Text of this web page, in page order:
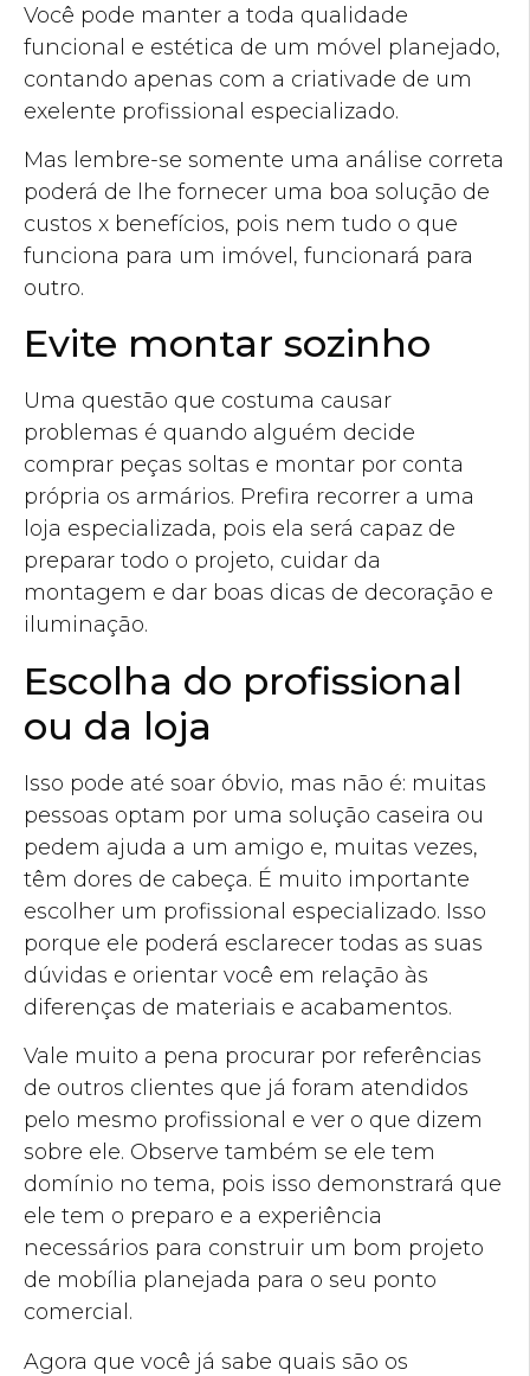
Você pode manter a toda qualidade
funcional e estética de um móvel planejado,
contando apenas com a criativade de um
exelente profissional especializado.
Mas lembre-se somente uma análise correta
poderá de lhe fornecer uma boa solução de
custos x benefícios, pois nem tudo o que
funciona para um imóvel, funcionará para
outro.
Evite montar sozinho
Uma questão que costuma causar
problemas é quando alguém decide
comprar peças soltas e montar por conta
própria os armários. Prefira recorrer a uma
loja especializada, pois ela será capaz de
preparar todo o projeto, cuidar da
montagem e dar boas dicas de decoração e
iluminação.
Escolha do profissional
ou da loja
Isso pode até soar óbvio, mas não é: muitas
pessoas optam por uma solução caseira ou
pedem ajuda a um amigo e, muitas vezes,
têm dores de cabeça. É muito importante
escolher um profissional especializado. Isso
porque ele poderá esclarecer todas as suas
dúvidas e orientar você em relação às
diferenças de materiais e acabamentos.
Vale muito a pena procurar por referências
de outros clientes que já foram atendidos
pelo mesmo profissional e ver o que dizem
sobre ele. Observe também se ele tem
domínio no tema, pois isso demonstrará que
ele tem o preparo e a experiência
necessários para construir um bom projeto
de mobília planejada para o seu ponto
comercial.
Agora que você já sabe quais são os